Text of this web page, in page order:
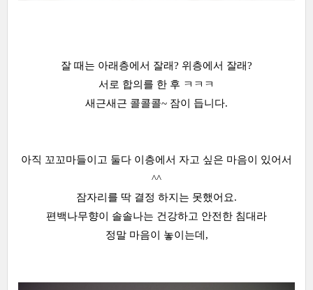
잘 때는 아래층에서 잘래? 위층에서 잘래?
서로 합의를 한 후 ㅋㅋㅋ
새근새근 콜콜콜~ 잠이 듭니다.
아직 꼬꼬마들이고 둘다 이층에서 자고 싶은 마음이 있어서
^^
잠자리를 딱 결정 하지는 못했어요.
편백나무향이 솔솔나는 건강하고 안전한 침대라
정말 마음이 놓이는데,